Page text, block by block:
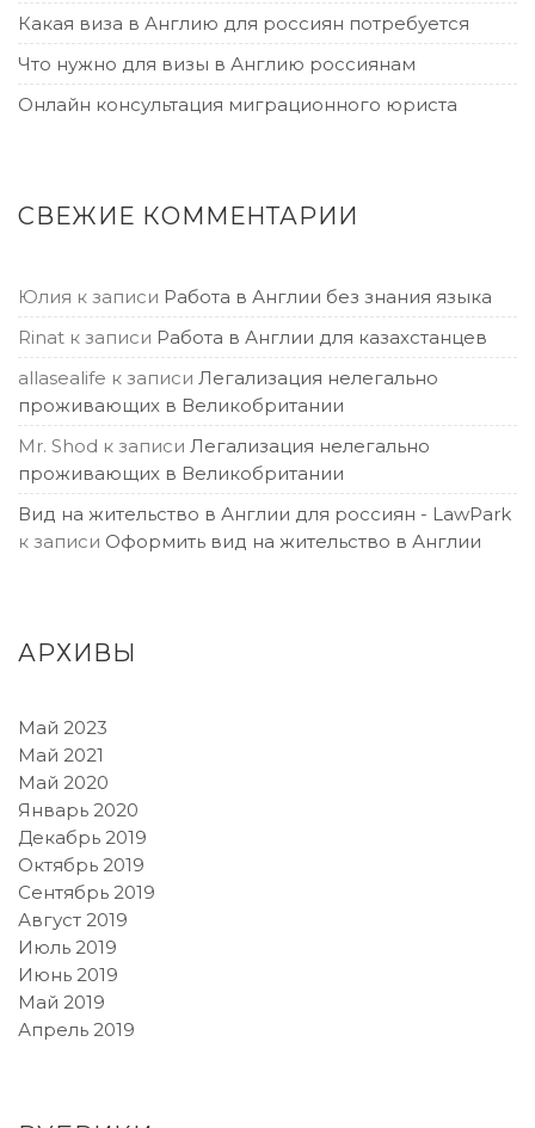
Какая виза в Англию для россиян потребуется
Что нужно для визы в Англию россиянам
Онлайн консультация миграционного юриста
СВЕЖИЕ КОММЕНТАРИИ
Юлия к записи Работа в Англии без знания языка
Rinat к записи Работа в Англии для казахстанцев
allasealife к записи Легализация нелегально
проживающих в Великобритании
Mr. Shod к записи Легализация нелегально
проживающих в Великобритании
Вид на жительство в Англии для россиян - LawPark
к записи Оформить вид на жительство в Англии
АРХИВЫ
Май 2023
Май 2021
Май 2020
Январь 2020
Декабрь 2019
Октябрь 2019
Сентябрь 2019
Август 2019
Июль 2019
Июнь 2019
Май 2019
Апрель 2019